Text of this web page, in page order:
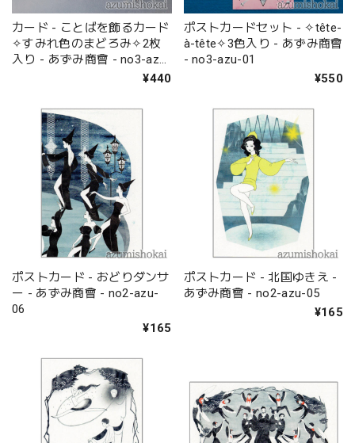
カード - ことばを飾るカード
✧すみれ色のまどろみ✧2枚
入り - あずみ商會 - no3-azu-
¥440
ポストカードセット - ✧tête-
à-tête✧3色入り - あずみ商會
- no3-azu-01
¥550
ポストカード - おどりダンサ
ー - あずみ商會 - no2-azu-
06
¥165
ポストカード - 北国ゆきえ -
あずみ商會 - no2-azu-05
¥165